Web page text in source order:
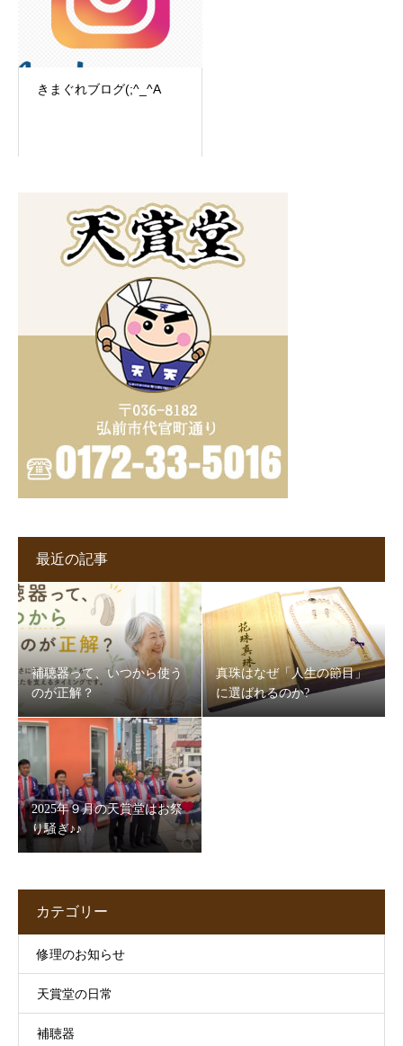
きまぐれブログ(;^_^A
最近の記事
補聴器って、いつから使う
のが正解？
真珠はなぜ「人生の節目」
に選ばれるのか?
2025年９月の天賞堂はお祭
り騒ぎ♪♪
カテゴリー
修理のお知らせ
天賞堂の日常
補聴器